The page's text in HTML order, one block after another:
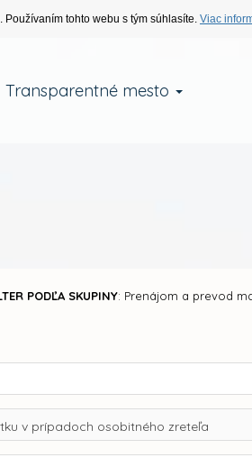
tohto webu s tým súhlasíte. Viac
Transparentné mesto
PODĽA SKUPINY: Prenájom a prevod
v prípadoch osobitného zreteľa